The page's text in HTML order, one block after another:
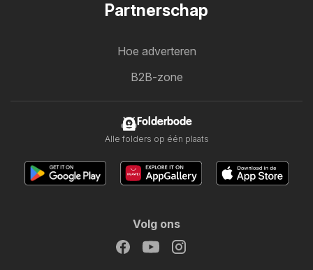
Partnerschap
Hoe adverteren
B2B-zone
Folderbode
Alle folders op één plaats
Volg ons